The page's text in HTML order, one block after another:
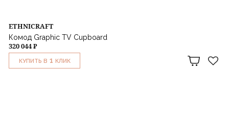
ETHNICRAFT
Комод Graphic TV Cupboard
320 044 ₽
КУПИТЬ В 1 КЛИК